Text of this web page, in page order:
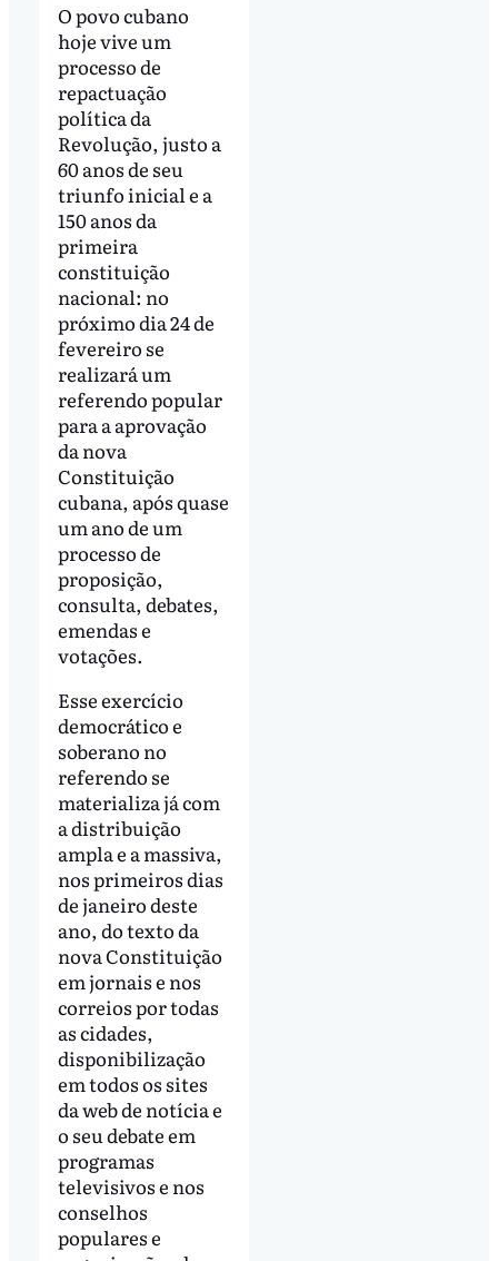
O povo cubano
hoje vive um
processo de
repactuação
política da
Revolução, justo a
60 anos de seu
triunfo inicial e a
150 anos da
primeira
constituição
nacional: no
próximo dia 24 de
fevereiro se
realizará um
referendo popular
para a aprovação
da nova
Constituição
cubana, após quase
um ano de um
processo de
proposição,
consulta, debates,
emendas e
votações.
Esse exercício
democrático e
soberano no
referendo se
materializa já com
a distribuição
ampla e a massiva,
nos primeiros dias
de janeiro deste
ano, do texto da
nova Constituição
em jornais e nos
correios por todas
as cidades,
disponibilização
em todos os sites
da web de notícia e
o seu debate em
programas
televisivos e nos
conselhos
populares e